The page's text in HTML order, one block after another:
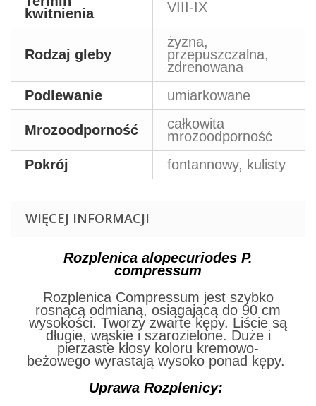
kwitnienia
VIII-IX
Rodzaj gleby
żyzna,
przepuszczalna,
zdrenowana
Podlewanie
umiarkowane
Mrozoodporność
całkowita
mrozoodporność
Pokrój
fontannowy, kulisty
WIĘCEJ INFORMACJI
Rozplenica alopecuriodes P.
compressum
Rozplenica Compressum jest szybko
rosnącą odmianą, osiągającą do 90 cm
wysokości. Tworzy zwarte kępy. Liście są
długie, wąskie i szarozielone. Duże i
pierzaste kłosy koloru kremowo-
beżowego wyrastają wysoko ponad kępy.
Uprawa Rozplenicy: